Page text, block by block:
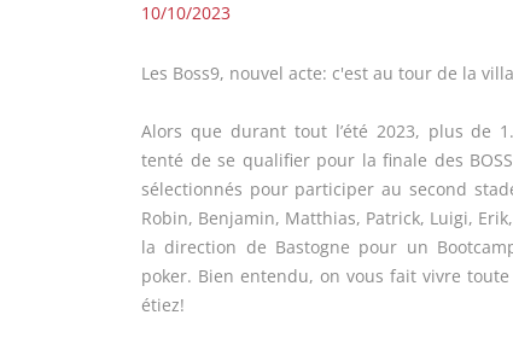
10/10/2023
Les Boss9, nouvel acte: c'est au tour de la
Alors que durant tout l’été 2023, plus de
tenté de se qualifier pour la finale des
sélectionnés pour participer au second
Robin, Benjamin, Matthias, Patrick, Luigi,
la direction de Bastogne pour un
poker. Bien entendu, on vous fait vivre
étiez!